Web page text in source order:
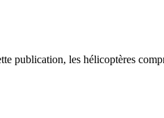
publication, les hélicoptères